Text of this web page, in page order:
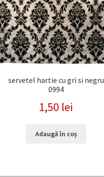
servetel hartie cu gri si negru
0994
1,50 lei
Adaugă în coș